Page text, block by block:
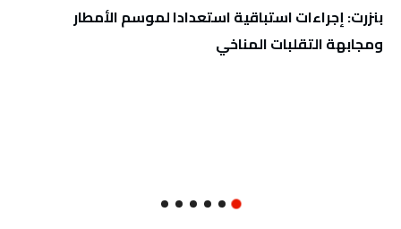
بنزرت: إجراءات استباقية استعدادا لموسم الأمطار
ومجابهة التقلبات المناخي